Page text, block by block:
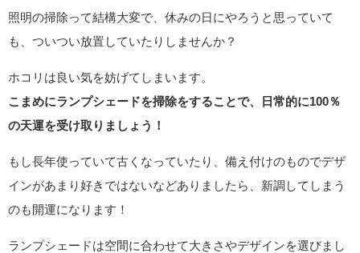
照明の掃除って結構大変で、休みの日にやろうと思っていて
も、ついつい放置していたりしませんか？
ホコリは良い気を妨げてしまいます。
こまめにランプシェードを掃除をすることで、日常的に100％
の天運を受け取りましょう！
もし長年使っていて古くなっていたり、備え付けのものでデザ
インがあまり好きではないなどありましたら、新調してしまう
のも開運になります！
ランプシェードは空間に合わせて大きさやデザインを選びまし